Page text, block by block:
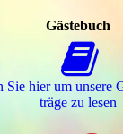
Gästebuch
Sie hier um unsere
trä­ge zu lesen